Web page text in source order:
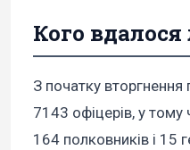
Кого вдалося
З початку вторгнення
7143 офіцерів, у тому
164 полковників і 15